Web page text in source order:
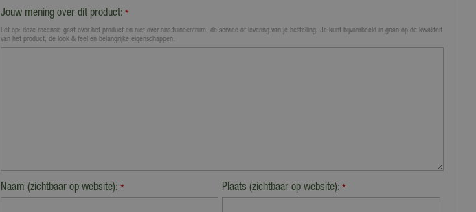
Jouw mening over dit product: *
Let op: deze recensie gaat over het product en niet over ons tuincentrum, de service of levering van je bestelling. Je kunt bijvoorbeeld in gaan op de kwaliteit
van het product, de look & feel en belangrijke eigenschappen.
Naam (zichtbaar op website): * Plaats (zichtbaar op website):*